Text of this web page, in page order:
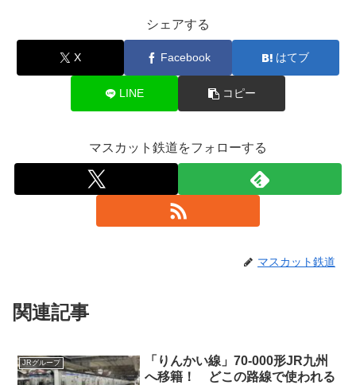
シェアする
X Facebook はてブ
LINE コピー
マスカット鉄道をフォローする
マスカット鉄道
関連記事
JRグループ
「りんかい線」70-000形JR九州
へ移籍！ どこの路線で使われる